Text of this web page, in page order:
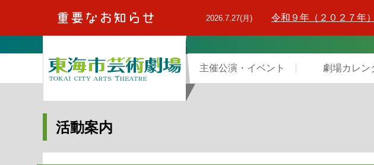
2026.7.27(月) 令和９年（２０２７年
主催公演・イベント 劇場カレン
活動案内